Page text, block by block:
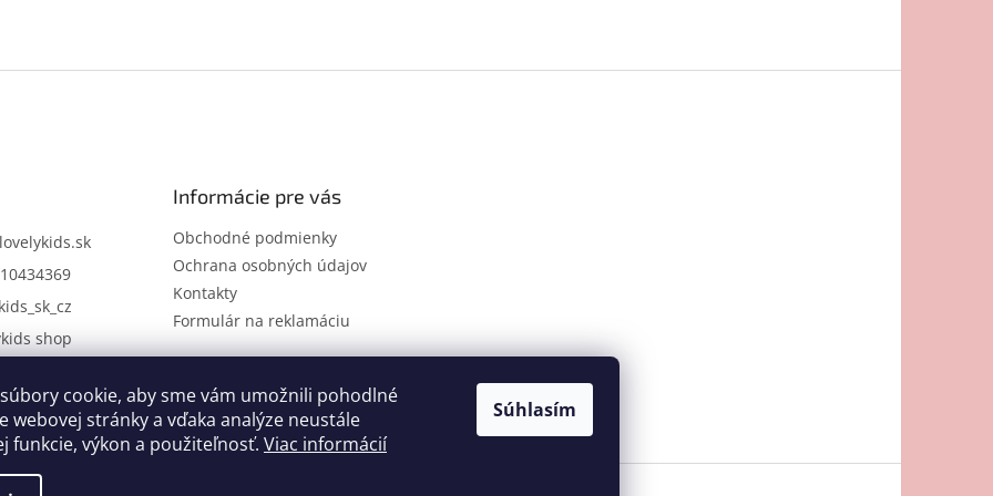
cookie, aby sme vám umožnili pohodlné
webovej stránky a vďaka analýze neustále
funkcie, výkon a použiteľnosť. Viac informácií
Súhlasím
lovelykids.sk
shop
Informácie pre vás
Obchodné podmienky
Ochrana osobných údajov
Kontakty
Formulár na reklamáciu
Kontakty Novinky